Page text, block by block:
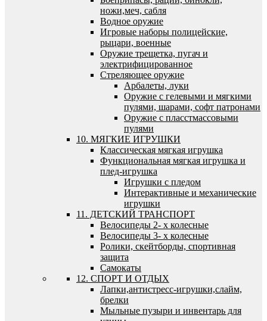
ножи,меч, сабля
Водное оружие
Игровые наборы полицейские,
рыцари, военные
Оружие трещетка, пугач и
электрифицированное
Стреляющее оружие
Арбалеты, луки
Оружие с гелевыми и мягкими
пулями, шарами, софт патронами
Оружие с пласстмассовыми
пулями
10. МЯГКИЕ ИГРУШКИ
Классическая мягкая игрушка
Функциональная мягкая игрушка и
плед-игрушка
Игрушки с пледом
Интерактивные и механические
игрушки
11. ДЕТСКИЙ ТРАНСПОРТ
Велосипеды 2- х колесные
Велосипеды 3- х колесные
Ролики, скейтборды, спортивная
защита
Самокаты
12. СПОРТ И ОТДЫХ
Лапки,антистресс-игрушки,слайм,
брелки
Мыльные пузыри и инвентарь для